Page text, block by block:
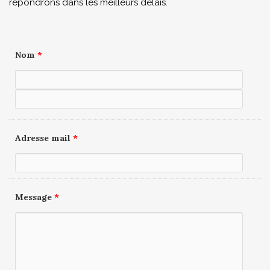
répondrons dans les meilleurs délais.
Nom *
Adresse mail *
Message *